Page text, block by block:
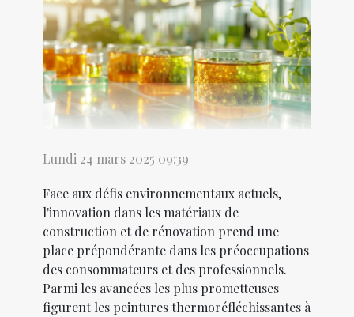
Lundi 24 mars 2025 09:39
Face aux défis environnementaux actuels,
l'innovation dans les matériaux de
construction et de rénovation prend une
place prépondérante dans les préoccupations
des consommateurs et des professionnels.
Parmi les avancées les plus prometteuses
figurent les peintures thermoréfléchissantes à